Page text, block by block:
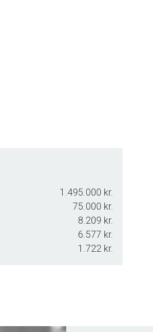
1.495.000 kr.
75.000 kr.
8.209 kr.
6.577 kr.
1.722 kr.